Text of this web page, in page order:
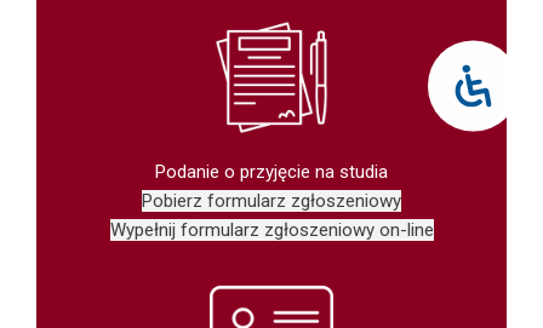
Podanie o przyjęcie na studia
Pobierz formularz zgłoszeniowy
Wypełnij formularz zgłoszeniowy on-line